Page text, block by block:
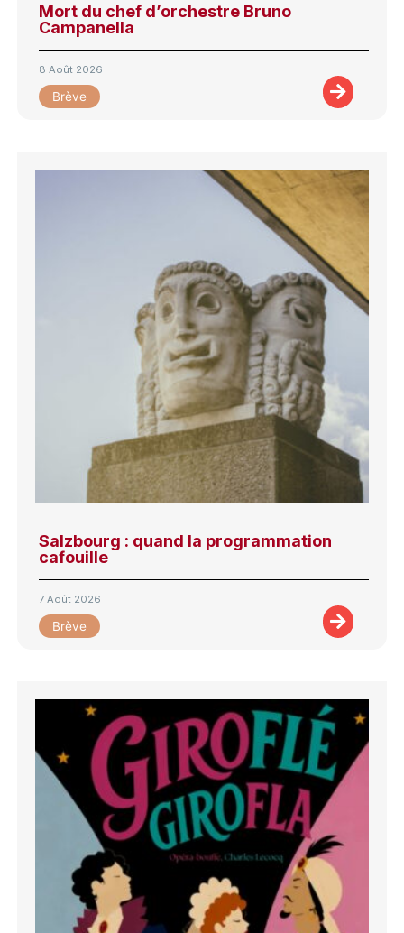
Mort du chef d’orchestre Bruno
Campanella
8 Août 2026
Brève
Salzbourg : quand la programmation
cafouille
7 Août 2026
Brève